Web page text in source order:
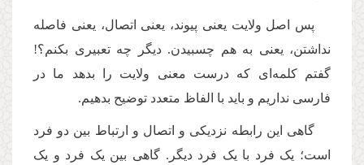
پس اصل ولایت یعنی پیوند، یعنی اتصال، یعنی فاصله
نداشتن، یعنی به هم چسبیدن. دیگر چه تعبیری بکنم؟!
گفتم کلمه‌ای که درست معنی ولایت را بدهد ما در
فارسی نداریم و باید با الفاظ متعدد توضیح بدهیم.
گاهی این رابطه نزدیکی و اتصال و ارتباط بین دو فرد
است؛ یک فرد با یک فرد دیگر. گاهی بین یک فرد و یک